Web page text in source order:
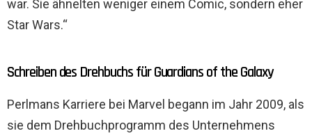
war. Sie ähnelten weniger einem Comic, sondern eher
Star Wars.“
Schreiben des Drehbuchs für Guardians of the Galaxy
Perlmans Karriere bei Marvel begann im Jahr 2009, als
sie dem Drehbuchprogramm des Unternehmens